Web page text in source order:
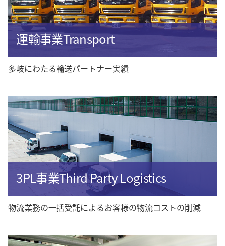
運輸事業Transport
多岐にわたる輸送パートナー実績
3PL事業Third Party Logistics
物流業務の一括受託によるお客様の物流コストの削減